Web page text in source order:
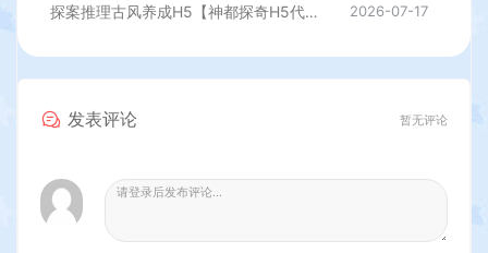
探案推理古风养成H5【神都探奇H5代金券内购版】最新整理单机一键即玩镜像端+Linux手工服务端+CDK授权后台+详细搭建教程 2026-07-17
发表评论 暂无评论